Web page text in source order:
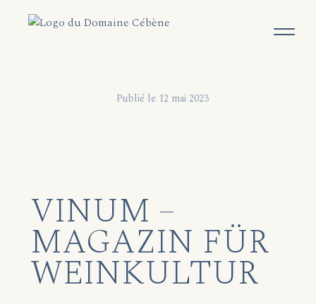
Publié le 12 mai 2023
VINUM –
MAGAZIN FÜR
WEINKULTUR